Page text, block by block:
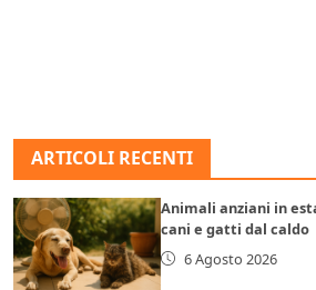
ARTICOLI RECENTI
Animali anziani in
cani e gatti dal caldo
6 Agosto 2026